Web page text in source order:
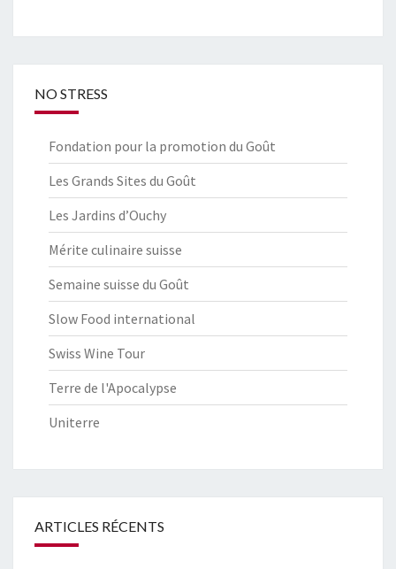
NO STRESS
Fondation pour la promotion du Goût
Les Grands Sites du Goût
Les Jardins d’Ouchy
Mérite culinaire suisse
Semaine suisse du Goût
Slow Food international
Swiss Wine Tour
Terre de l'Apocalypse
Uniterre
ARTICLES RÉCENTS